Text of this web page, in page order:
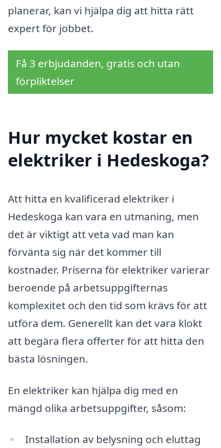
planerar, kan vi hjälpa dig att hitta rätt
expert för jobbet.
Få 3 erbjudanden, gratis och utan
förpliktelser
Hur mycket kostar en
elektriker i Hedeskoga?
Att hitta en kvalificerad elektriker i
Hedeskoga kan vara en utmaning, men
det är viktigt att veta vad man kan
förvänta sig när det kommer till
kostnader. Priserna för elektriker varierar
beroende på arbetsuppgifternas
komplexitet och den tid som krävs för att
utföra dem. Generellt kan det vara klokt
att begära flera offerter för att hitta den
bästa lösningen.
En elektriker kan hjälpa dig med en
mängd olika arbetsuppgifter, såsom:
Installation av belysning och eluttag